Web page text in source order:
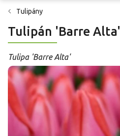
Tulipány
Tulipán 'Barre Alta'
Tulipa 'Barre Alta'